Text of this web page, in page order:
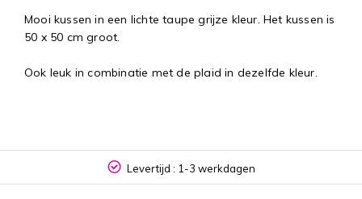
Mooi kussen in een lichte taupe grijze kleur. Het kussen is
50 x 50 cm groot.
Ook leuk in combinatie met de plaid in dezelfde kleur.
Levertijd : 1-3 werkdagen